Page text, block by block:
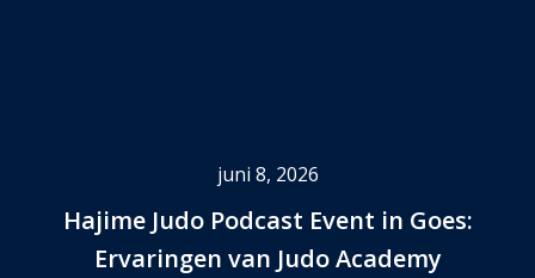
juni 8, 2026
Hajime Judo Podcast Event in Goes:
Ervaringen van Judo Academy